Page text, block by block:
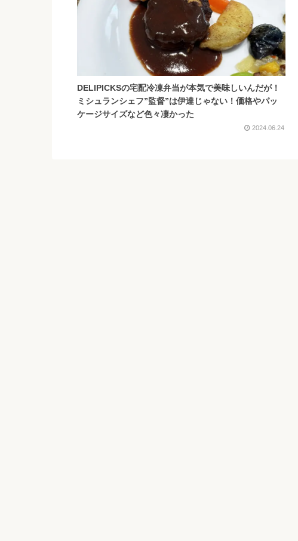
DELIPICKSの宅配冷凍弁当が本気で美味しいんだが！
ミシュランシェフ”監督”は伊達じゃない！価格やパッ
ケージサイズなど色々凄かった
2024.06.24